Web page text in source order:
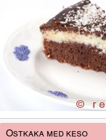
Ostkaka med keso